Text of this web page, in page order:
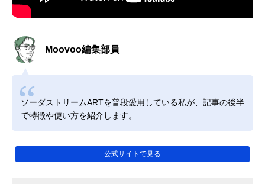
Moovoo編集部員
ソーダストリームARTを普段愛用している私が、記事の後半
で特徴や使い方を紹介します。
公式サイトで見る